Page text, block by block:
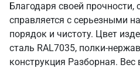
Благодаря своей прочности,
справляется с серьезными
порядок и чистоту. Цвет
сталь RAL7035, полки-
конструкция Разборная. Вес